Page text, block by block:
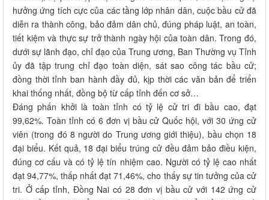
hưởng ứng tích cực của các tầng lớp nhân dân, cuộc bầu cử đã
diễn ra thành công, bảo đảm dân chủ, đúng pháp luật, an toàn,
tiết kiệm và thực sự trở thành ngày hội của toàn dân. Trong đó,
dưới sự lãnh đạo, chỉ đạo của Trung ương, Ban Thường vụ Tỉnh
ủy đã tập trung chỉ đạo toàn diện, sát sao công tác bầu cử;
đồng thời tỉnh ban hành đầy đủ, kịp thời các văn bản để triển
khai thống nhất, đồng bộ từ cấp tỉnh đến cơ sở…
Đáng phấn khởi là toàn tỉnh có tỷ lệ cử tri đi bầu cao, đạt
99,62%. Toàn tỉnh có 6 đơn vị bầu cử Quốc hội, với 30 ứng cử
viên (trong đó 8 người do Trung ương giới thiệu), bầu chọn 18
đại biểu. Kết quả, 18 đại biểu trúng cử đều đảm bảo điều kiện,
đúng cơ cấu và có tỷ lệ tín nhiệm cao. Người có tỷ lệ cao nhất
đạt 94,77%, thấp nhất đạt 71,46%, cho thấy sự tin tưởng của cử
tri. Ở cấp tỉnh, Đồng Nai có 28 đơn vị bầu cử với 142 ứng cử